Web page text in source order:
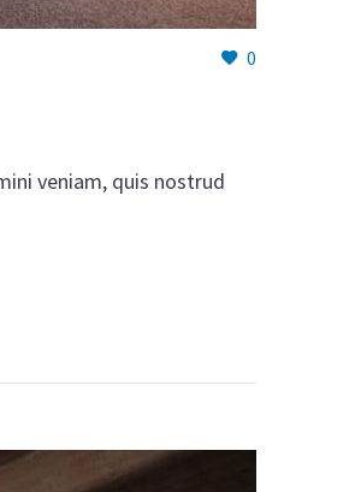
0
veniam, quis nostrud